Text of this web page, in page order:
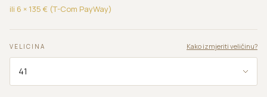
ili 6 × 135 € (T-Com PayWay)
VELICINA Kako izmjeriti veličinu?